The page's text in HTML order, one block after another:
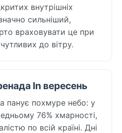
внутрішніх
сильніший,
враховувати це при
до вітру.
In вересень
панує похмуре небо: у
76% хмарності,
по всій країні. Дні